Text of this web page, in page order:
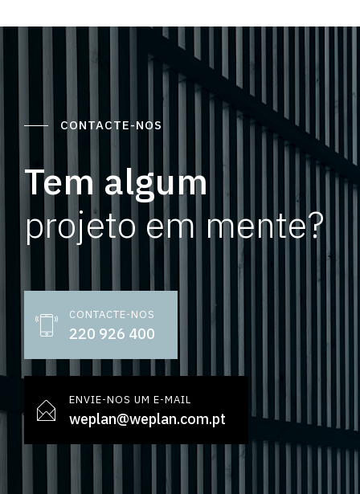
CONTACTE-NOS
Tem algum
projeto em mente?
CONTACTE-NOS
220 926 400
ENVIE-NOS UM E-MAIL
weplan@weplan.com.pt